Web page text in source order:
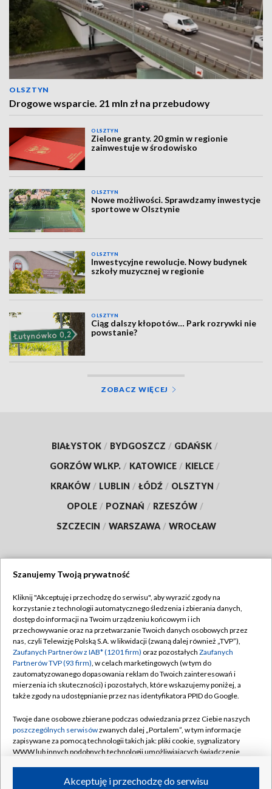
OLSZTYN
Drogowe wsparcie. 21 mln zł na przebudowy
OLSZTYN
Zielone granty. 20 gmin w regionie
zainwestuje w środowisko
OLSZTYN
Nowe możliwości. Sprawdzamy inwestycje
sportowe w Olsztynie
OLSZTYN
Inwestycyjne rewolucje. Nowy budynek
szkoły muzycznej w regionie
OLSZTYN
Ciąg dalszy kłopotów… Park rozrywki nie
powstanie?
ZOBACZ WIĘCEJ
BIAŁYSTOK / BYDGOSZCZ / GDAŃSK /
GORZÓW WLKP. / KATOWICE / KIELCE /
KRAKÓW / LUBLIN / ŁÓDŹ / OLSZTYN /
OPOLE / POZNAŃ / RZESZÓW /
SZCZECIN / WARSZAWA / WROCŁAW
TVP
Abonament TVP
Emisja w TVP
Centrum informacji TVP
Naziemna Telewizja Cyfrowa
Rada Programowa
System NOS
Informacje o nadawcy
Program dla prasy
Regulamin TVP
Polityka prywatności
Moje zgody
Pomoc
Kontakt
Kanały
Szanujemy Twoją prywatność
Kliknij "Akceptuję i przechodzę do serwisu", aby wyrazić zgody na
korzystanie z technologii automatycznego śledzenia i zbierania danych,
dostęp do informacji na Twoim urządzeniu końcowym i ich
przechowywanie oraz na przetwarzanie Twoich danych osobowych przez
nas, czyli Telewizję Polską S.A. w likwidacji (zwaną dalej również „TVP”),
Zaufanych Partnerów z IAB* (1201 firm) oraz pozostałych Zaufanych
Partnerów TVP (93 firm), w celach marketingowych (w tym do
zautomatyzowanego dopasowania reklam do Twoich zainteresowań i
mierzenia ich skuteczności) i pozostałych, które wskazujemy poniżej, a
także zgody na udostępnianie przez nas identyfikatora PPID do Google.
Twoje dane osobowe zbierane podczas odwiedzania przez Ciebie naszych
poszczególnych serwisówzwanych dalej „Portalem”, w tym informacje
zapisywane za pomocą technologii takich jak: pliki cookie, sygnalizatory
WWW lub innych podobnych technologii umożliwiających świadczenie
ruchu w Internecie.Akceptuję i przechodzę do serwisu